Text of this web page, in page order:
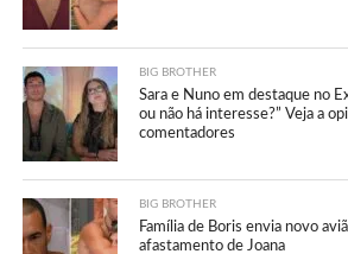
BIG BROTHER
Sara e Nuno em destaque no
ou não há interesse?” Veja a
comentadores
BIG BROTHER
Família de Boris envia novo
afastamento de Joana